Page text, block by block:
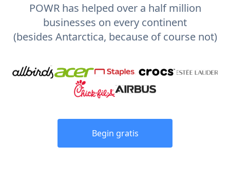
POWR has helped over a half million
businesses on every continent
(besides Antarctica, because of course not)
Begin gratis